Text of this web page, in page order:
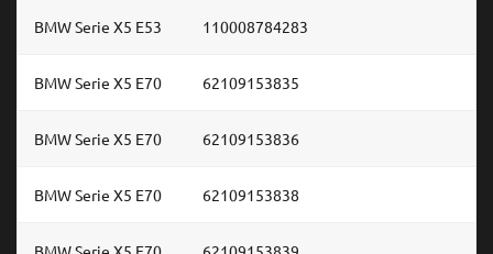
BMW Serie X5 E53 110008784283
BMW Serie X5 E70 62109153835
BMW Serie X5 E70 62109153836
BMW Serie X5 E70 62109153838